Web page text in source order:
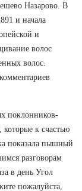
Назарово. В
и начала
и
волос
волос.
поклонников-
к счастью
показала пышный
разговорам
в день Угол
пожалуйста,